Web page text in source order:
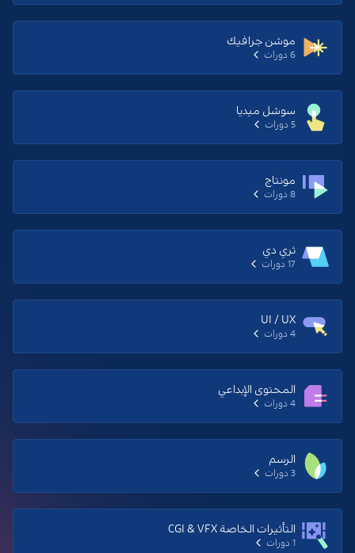
موشن جرافيك
6 دورات
سوشل ميديا
5 دورات
مونتاج
8 دورات
ثري دي
17 دورات
UI / UX
4 دورات
المحتوى الإبداعي
4 دورات
الرسم
3 دورات
التأثيرات الخاصة CGI & VFX
1 دورات